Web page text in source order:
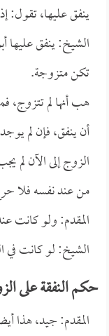
ينفق عليها، تقول:
الشيخ: ينفق عليها
تكن متزوجة.
هب أنها لم تتزوج،
أن ينفق، فإن لم
الزوج إلى الآن لم
من عند نفسه فلا
المقدم: ولو كانت
الشيخ: لو كانت في
حكم النفقة على
المقدم: جيد، هذا